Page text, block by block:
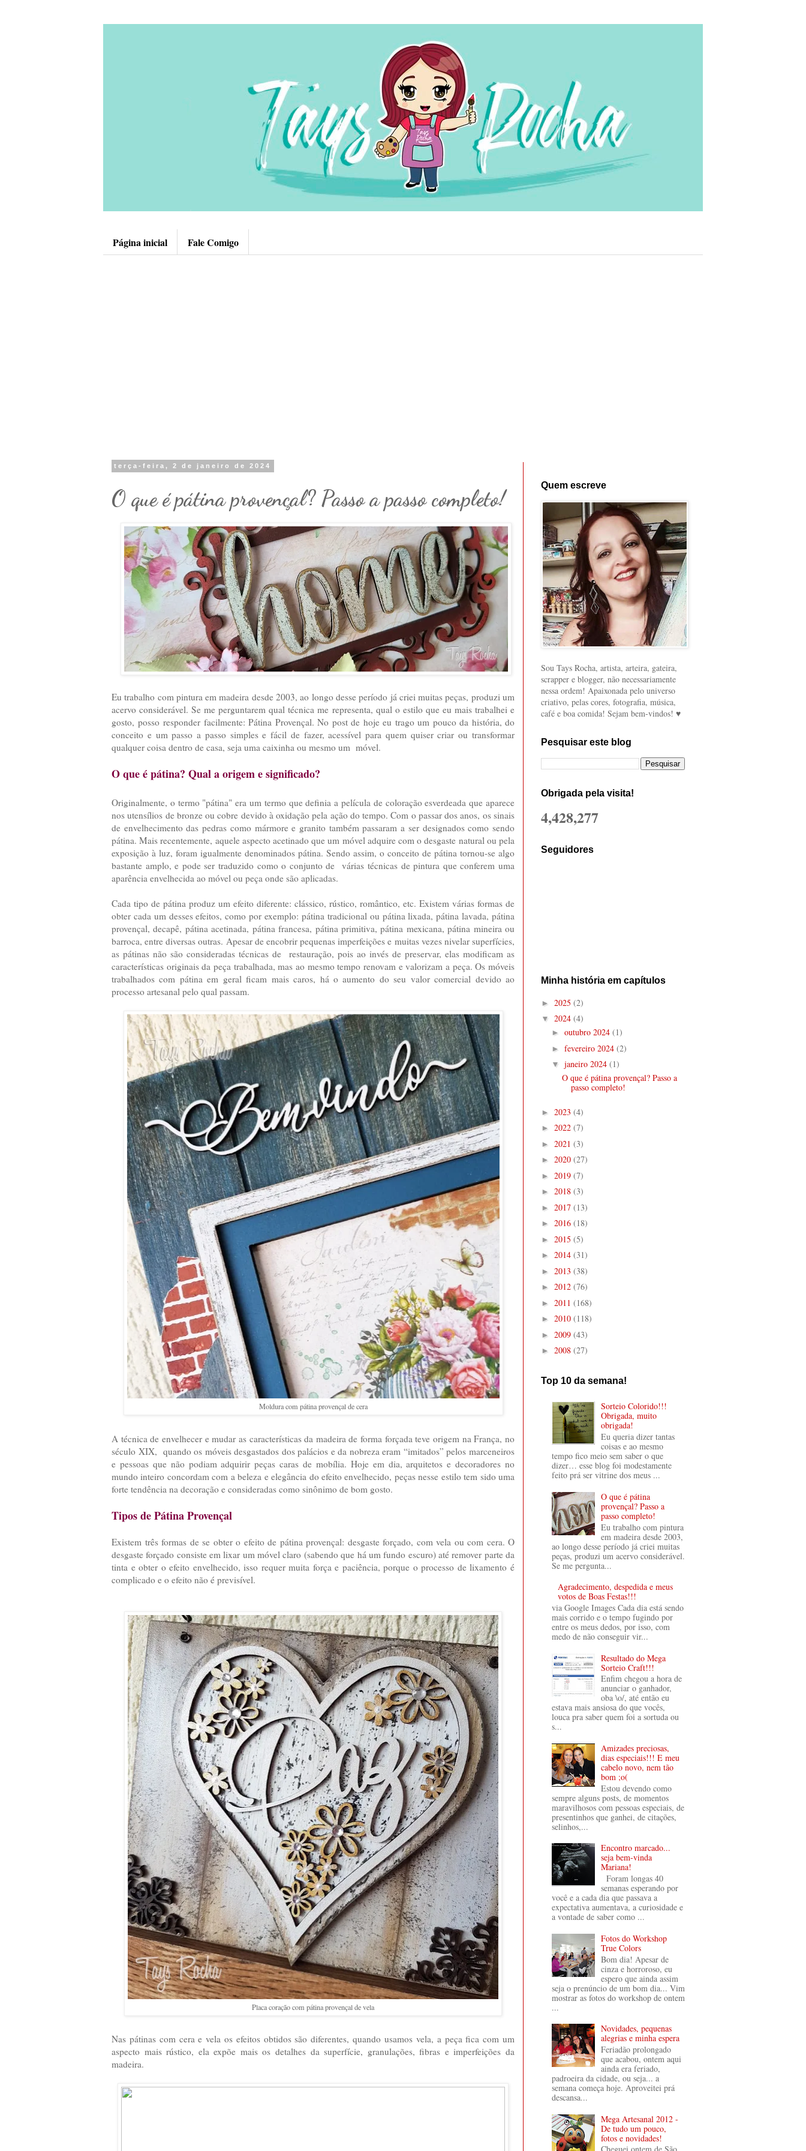
Página inicial Fale Comigo
terça-feira, 2 de janeiro de 2024
O que é pátina provençal? Passo a passo completo!
Eu trabalho com pintura em madeira desde 2003, ao longo desse período já criei muitas peças, produzi um
acervo considerável. Se me perguntarem qual técnica me representa, qual o estilo que eu mais trabalhei e
gosto, posso responder facilmente: Pátina Provençal. No post de hoje eu trago um pouco da história, do
conceito e um passo a passo simples e fácil de fazer, acessível para quem quiser criar ou transformar
qualquer coisa dentro de casa, seja uma caixinha ou mesmo um móvel.
O que é pátina? Qual a origem e significado?
Originalmente, o termo "pátina" era um termo que definia a película de coloração esverdeada que aparece
nos utensílios de bronze ou cobre devido à oxidação pela ação do tempo. Com o passar dos anos, os sinais
de envelhecimento das pedras como mármore e granito também passaram a ser designados como sendo
pátina. Mais recentemente, aquele aspecto acetinado que um móvel adquire com o desgaste natural ou pela
exposição à luz, foram igualmente denominados pátina. Sendo assim, o conceito de pátina tornou-se algo
bastante amplo, e pode ser traduzido como o conjunto de várias técnicas de pintura que conferem uma
aparência envelhecida ao móvel ou peça onde são aplicadas.
Cada tipo de pátina produz um efeito diferente: clássico, rústico, romântico, etc. Existem várias formas de
obter cada um desses efeitos, como por exemplo: pátina tradicional ou pátina lixada, pátina lavada, pátina
provençal, decapê, pátina acetinada, pátina francesa, pátina primitiva, pátina mexicana, pátina mineira ou
barroca, entre diversas outras. Apesar de encobrir pequenas imperfeições e muitas vezes nivelar superfícies,
as pátinas não são consideradas técnicas de restauração, pois ao invés de preservar, elas modificam as
características originais da peça trabalhada, mas ao mesmo tempo renovam e valorizam a peça. Os móveis
trabalhados com pátina em geral ficam mais caros, há o aumento do seu valor comercial devido ao
processo artesanal pelo qual passam.
Moldura com pátina provençal de cera
A técnica de envelhecer e mudar as características da madeira de forma forçada teve origem na França, no
século XIX, quando os móveis desgastados dos palácios e da nobreza eram “imitados” pelos marceneiros
e pessoas que não podiam adquirir peças caras de mobília. Hoje em dia, arquitetos e decoradores no
mundo inteiro concordam com a beleza e elegância do efeito envelhecido, peças nesse estilo tem sido uma
forte tendência na decoração e consideradas como sinônimo de bom gosto.
Tipos de Pátina Provençal
Existem três formas de se obter o efeito de pátina provençal: desgaste forçado, com vela ou com cera. O
desgaste forçado consiste em lixar um móvel claro (sabendo que há um fundo escuro) até remover parte da
tinta e obter o efeito envelhecido, isso requer muita força e paciência, porque o processo de lixamento é
complicado e o efeito não é previsível.
Placa coração com pátina provençal de vela
Nas pátinas com cera e vela os efeitos obtidos são diferentes, quando usamos vela, a peça fica com um
aspecto mais rústico, ela expõe mais os detalhes da superfície, granulações, fibras e imperfeições da
madeira.
Quem escreve
Sou Tays Rocha, artista, arteira, gateira,
scrapper e blogger, não necessariamente
nessa ordem! Apaixonada pelo universo
criativo, pelas cores, fotografia, música,
café e boa comida! Sejam bem-vindos! ♥
Pesquisar este blog
Obrigada pela visita!
4,428,277
Seguidores
Minha história em capítulos
► 2025 (2)
▼ 2024 (4)
► outubro 2024 (1)
► fevereiro 2024 (2)
▼ janeiro 2024 (1)
O que é pátina provençal? Passo a
passo completo!
► 2023 (4)
► 2022 (7)
► 2021 (3)
► 2020 (27)
► 2019 (7)
► 2018 (3)
► 2017 (13)
► 2016 (18)
► 2015 (5)
► 2014 (31)
► 2013 (38)
► 2012 (76)
► 2011 (168)
► 2010 (118)
► 2009 (43)
► 2008 (27)
Top 10 da semana!
Sorteio Colorido!!!
Obrigada, muito
obrigada!
Eu queria dizer tantas
coisas e ao mesmo
tempo fico meio sem saber o que
dizer… esse blog foi modestamente
feito prá ser vitrine dos meus ...
O que é pátina
provençal? Passo a
passo completo!
Eu trabalho com pintura
em madeira desde 2003,
ao longo desse período já criei muitas
peças, produzi um acervo considerável.
Se me pergunta...
Agradecimento, despedida e meus
votos de Boas Festas!!!
via Google Images Cada dia está sendo
mais corrido e o tempo fugindo por
entre os meus dedos, por isso, com
medo de não conseguir vir...
Resultado do Mega
Sorteio Craft!!!
Enfim chegou a hora de
anunciar o ganhador,
oba \o/, até então eu
estava mais ansiosa do que vocês,
louca pra saber quem foi a sortuda ou
s...
Amizades preciosas,
dias especiais!!! E meu
cabelo novo, nem tão
bom ;o(
Estou devendo como
sempre alguns posts, de momentos
maravilhosos com pessoas especiais, de
presentinhos que ganhei, de citações,
selinhos,...
Encontro marcado...
seja bem-vinda
Mariana!
Foram longas 40
semanas esperando por
você e a cada dia que passava a
expectativa aumentava, a curiosidade e
a vontade de saber como ...
Fotos do Workshop
True Colors
Bom dia! Apesar de
cinza e horroroso, eu
espero que ainda assim
seja o prenúncio de um bom dia... Vim
mostrar as fotos do workshop de ontem
...
Novidades, pequenas
alegrias e minha espera
Feriadão prolongado
que acabou, ontem aqui
ainda era feriado,
padroeira da cidade, ou seja... a
semana começa hoje. Aproveitei prá
descansa...
Mega Artesanal 2012 -
De tudo um pouco,
fotos e novidades!